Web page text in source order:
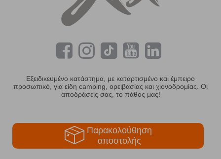
Εξειδικευμένο κατάστημα, με καταρτισμένο και έμπειρο
προσωπικό, για είδη camping, ορειβασίας και χιονοδρομίας. Οι
αποδράσεις σας, το πάθος μας!
Παρακολούθηση
αποστολής